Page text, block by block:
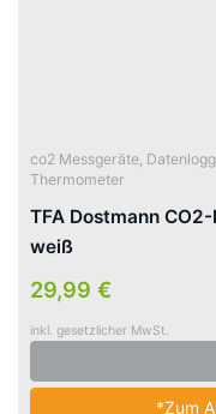
co2 Messgeräte,
Thermometer
TFA Dostmann
weiß
29,99 €
inkl. gesetzlicher MwSt.
*Zum